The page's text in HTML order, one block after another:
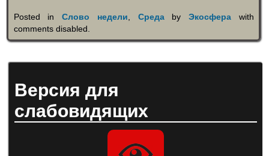
Posted inСлово недели СредаbyЭкосфера with
comments disabled
Версия для
слабовидящих